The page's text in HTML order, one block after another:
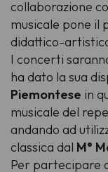
collaborazione
musicale pone il
didattico-
I concerti
ha dato la sua
Piemontese in
musicale del
andando ad
classica dal M°
Per partecipare